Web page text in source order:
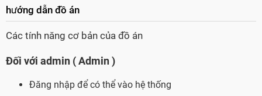
hướng dẫn đồ án
Các tính năng cơ bản của đồ án
Đối với admin ( Admin )
Đăng nhập để có thể vào hệ thống